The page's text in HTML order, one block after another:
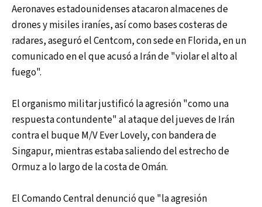
Aeronaves estadounidenses atacaron almacenes de
drones y misiles iraníes, así como bases costeras de
radares, aseguró el Centcom, con sede en Florida, en un
comunicado en el que acusó a Irán de "violar el alto al
fuego".
El organismo militar justificó la agresión "como una
respuesta contundente" al ataque del jueves de Irán
contra el buque M/V Ever Lovely, con bandera de
Singapur, mientras estaba saliendo del estrecho de
Ormuz a lo largo de la costa de Omán.
El Comando Central denunció que "la agresión